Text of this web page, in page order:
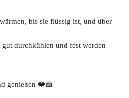
bis sie flüssig ist, und über
durchkühlen und fest werden
genießen ❤️🍰